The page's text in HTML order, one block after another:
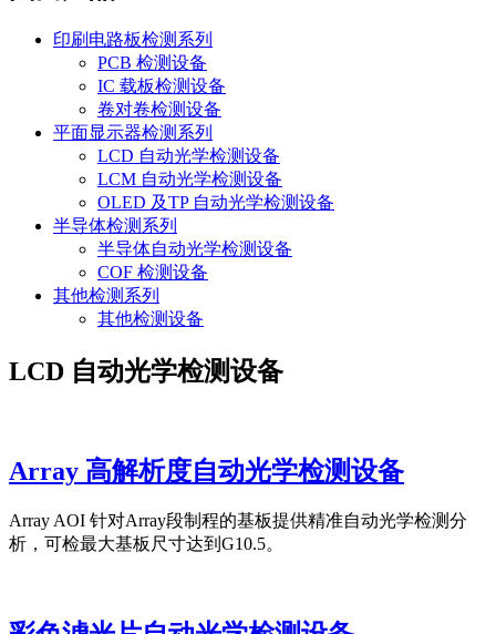
印刷电路板检测系列
PCB 检测设备
IC 载板检测设备
卷对卷检测设备
平面显示器检测系列
LCD 自动光学检测设备
LCM 自动光学检测设备
OLED 及TP 自动光学检测设备
半导体检测系列
半导体自动光学检测设备
COF 检测设备
其他检测系列
其他检测设备
LCD 自动光学检测设备
Array 高解析度自动光学检测设备
Array AOI 针对Array段制程的基板提供精准自动光学检测分
析，可检最大基板尺寸达到G10.5。